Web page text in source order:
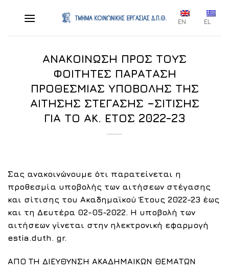
EN EL
ΑΝΑΚΟΙΝΩΣΗ ΠΡΟΣ ΤΟΥΣ
ΦΟΙΤΗΤΕΣ ΠΑΡΑΤΑΣΗ
ΠΡΟΘΕΣΜΙΑΣ ΥΠΟΒΟΛΗΣ ΤΗΣ
ΑΙΤΗΣΗΣ ΣΤΕΓΑΣΗΣ –ΣΙΤΙΣΗΣ
ΓΙΑ ΤΟ ΑΚ. ΕΤΟΣ 2022-23
Σας ανακοινώνουμε ότι παρατείνεται η
προθεσμία υποβολής των αιτήσεων στέγασης
και σίτισης του Ακαδημαϊκού Έτους 2022-23 έως
και τη Δευτέρα 02-05-2022. H υποβολή των
αιτήσεων γίνεται στην ηλεκτρονική εφαρμογή
estia.duth. gr.
ΑΠΟ ΤΗ ΔΙΕΥΘΥΝΣΗ ΑΚΑΔΗΜΑΙΚΩΝ ΘΕΜΑΤΩΝ